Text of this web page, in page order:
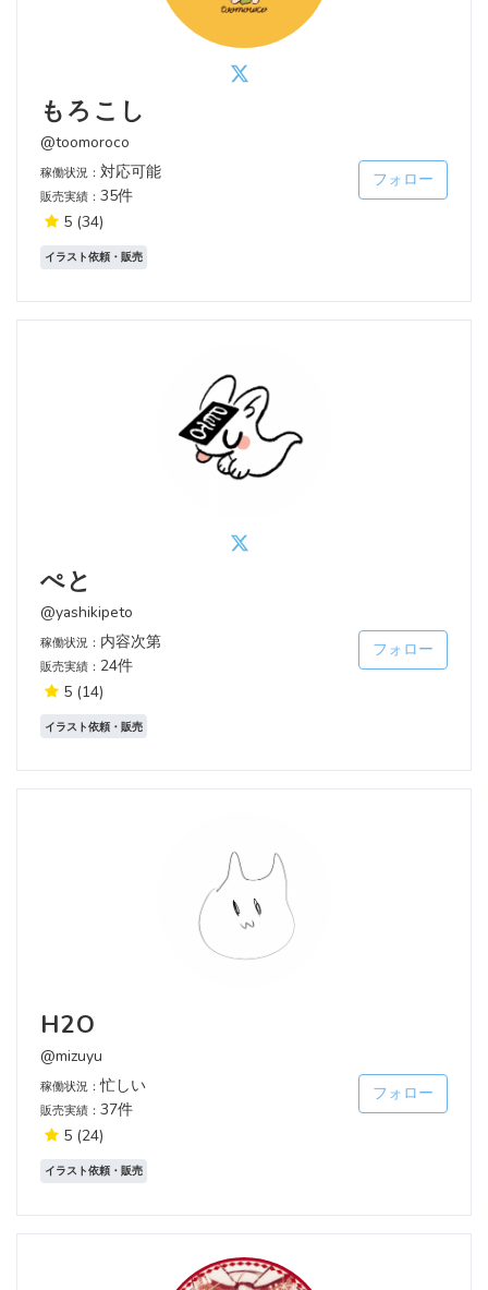
もろこし
@toomoroco
稼働状況： 対応可能
販売実績： 35件
5 (34)
フォロー
イラスト依頼・販売
ぺと
@yashikipeto
稼働状況： 内容次第
販売実績： 24件
5 (14)
フォロー
イラスト依頼・販売
H2O
@mizuyu
稼働状況：忙しい
販売実績： 37件
5 (24)
フォロー
イラスト依頼・販売